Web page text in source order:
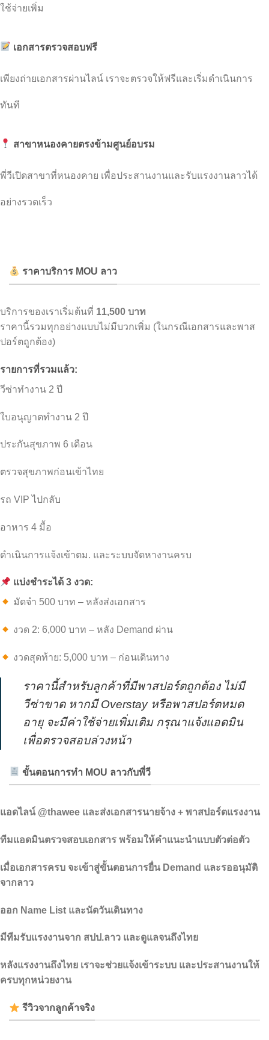
ใช้จ่ายเพิ่ม
เอกสารตรวจสอบฟรี
เพียงถ่ายเอกสารผ่านไลน์ เราจะตรวจให้ฟรีและเริ่มดำเนินการ
ทันที
สาขาหนองคายตรงข้ามศูนย์อบรม
พี่วีเปิดสาขาที่หนองคาย เพื่อประสานงานและรับแรงงานลาวได้
อย่างรวดเร็ว
ราคาบริการ MOU ลาว
บริการของเราเริ่มต้นที่ 11,500 บาท
ราคานี้รวมทุกอย่างแบบไม่มีบวกเพิ่ม (ในกรณีเอกสารและพาส
ปอร์ตถูกต้อง)
รายการที่รวมแล้ว:
วีซ่าทำงาน 2 ปี
ใบอนุญาตทำงาน 2 ปี
ประกันสุขภาพ 6 เดือน
ตรวจสุขภาพก่อนเข้าไทย
รถ VIP ไปกลับ
อาหาร 4 มื้อ
ดำเนินการแจ้งเข้าตม. และระบบจัดหางานครบ
แบ่งชำระได้ 3 งวด:
มัดจำ 500 บาท – หลังส่งเอกสาร
งวด 2: 6,000 บาท – หลัง Demand ผ่าน
งวดสุดท้าย: 5,000 บาท – ก่อนเดินทาง
ราคานี้สำหรับลูกค้าที่มีพาสปอร์ตถูกต้อง ไม่มี
วีซ่าขาด หากมี Overstay หรือพาสปอร์ตหมด
อายุ จะมีค่าใช้จ่ายเพิ่มเติม กรุณาแจ้งแอดมิน
เพื่อตรวจสอบล่วงหน้า
ขั้นตอนการทำ MOU ลาวกับพี่วี
แอดไลน์ @thawee และส่งเอกสารนายจ้าง + พาสปอร์ตแรงงาน
ทีมแอดมินตรวจสอบเอกสาร พร้อมให้คำแนะนำแบบตัวต่อตัว
เมื่อเอกสารครบ จะเข้าสู่ขั้นตอนการยื่น Demand และรออนุมัติ
จากลาว
ออก Name List และนัดวันเดินทาง
มีทีมรับแรงงานจาก สปป.ลาว และดูแลจนถึงไทย
หลังแรงงานถึงไทย เราจะช่วยแจ้งเข้าระบบ และประสานงานให้
ครบทุกหน่วยงาน
รีวิวจากลูกค้าจริง